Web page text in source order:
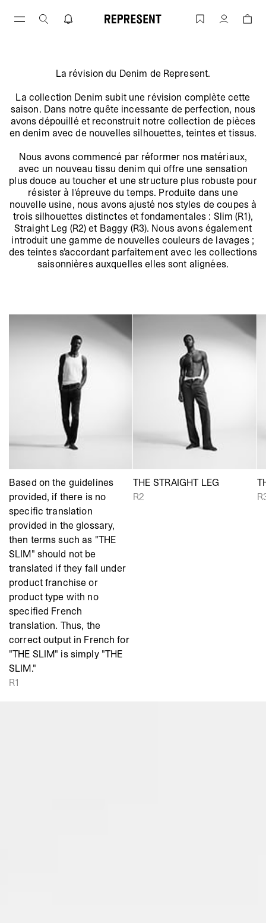
Jean | REPRESENT Compte
FALL WINTER 23 :
GUIDE DES COUPES DE DENIM
La révision du Denim de Represent.
La collection Denim subit une révision complète cette
saison. Dans notre quête incessante de perfection, nous
avons dépouillé et reconstruit notre collection de pièces
en denim avec de nouvelles silhouettes, teintes et tissus.
Nous avons commencé par réformer nos matériaux,
avec un nouveau tissu denim qui offre une sensation
plus douce au toucher et une structure plus robuste pour
résister à l'épreuve du temps. Produite dans une
nouvelle usine, nous avons ajusté nos styles de coupes à
trois silhouettes distinctes et fondamentales : Slim (R1),
Straight Leg (R2) et Baggy (R3). Nous avons également
introduit une gamme de nouvelles couleurs de lavages ;
des teintes s'accordant parfaitement avec les collections
saisonnières auxquelles elles sont alignées.
Based on the guidelines
provided, if there is no
specific translation
provided in the glossary,
then terms such as "THE
SLIM" should not be
translated if they fall under
product franchise or
product type with no
specified French
translation. Thus, the
correct output in French for
"THE SLIM" is simply "THE
SLIM."
R1
THE STRAIGHT LEG
R2